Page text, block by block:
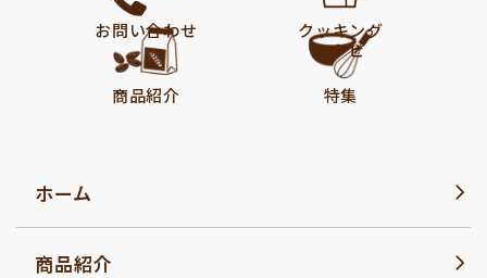
お問い合わせ
クッキング
レシピ
商品紹介
特集
ホーム
商品紹介